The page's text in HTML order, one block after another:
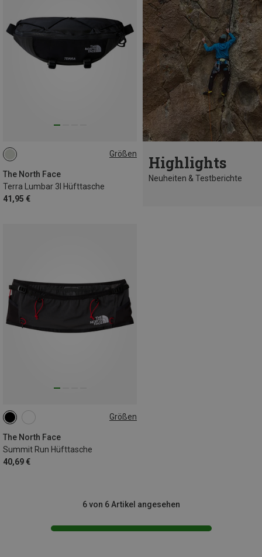
Größen
The North Face
Terra Lumbar 3l Hüfttasche
41,95 €
3L Highlights
Neuheiten & Testberichte
Größen
The North Face
Summit Run Hüfttasche
40,69 €
L S
6 von 6 Artikel angesehen